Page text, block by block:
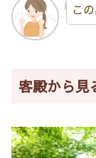
こ
客殿から見